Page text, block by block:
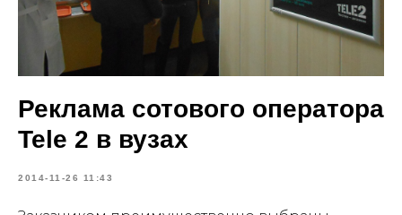
Реклама сотового оператора
Tele 2 в вузах
2014-11-26 11:43